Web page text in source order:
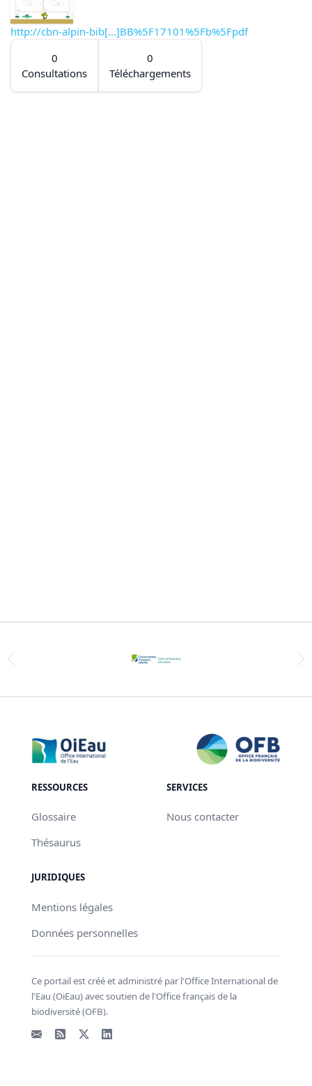
http://cbn-alpin-bib[...]BB%5F17101%5Fb%5Fpdf
0
Consultations
0
Téléchargements
RESSOURCES
Glossaire
Thésaurus
SERVICES
Nous contacter
JURIDIQUES
Mentions légales
Données personnelles
Ce portail est créé et administré par l'Office International de
l'Eau (OiEau) avec soutien de l'Office français de la
biodiversité (OFB).